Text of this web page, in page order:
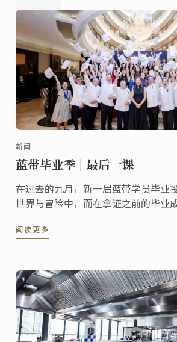
新闻
蓝带毕业季 | 最后一课
在过去的九月，新一届蓝带学员毕业
世界与冒险中，而在拿证之前的毕业
蓝带的最后一课！
阅读更多